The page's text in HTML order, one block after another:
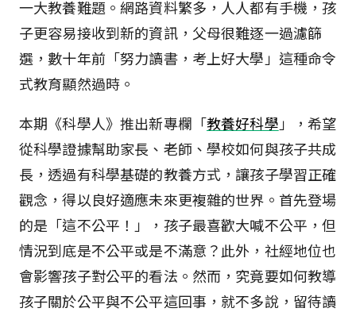
一大教養難題。網路資料繁多，人人都有手機，孩
子更容易接收到新的資訊，父母很難逐一過濾篩
選，數十年前「努力讀書，考上好大學」這種命令
式教育顯然過時。
本期《科學人》推出新專欄「教養好科學 」，希望
從科學證據幫助家長、老師、學校如何與孩子共成
長，透過有科學基礎的教養方式，讓孩子學習正確
觀念，得以良好適應未來更複雜的世界。首先登場
的是「這不公平！」，孩子最喜歡大喊不公平，但
情況到底是不公平或是不滿意？此外，社經地位也
會影響孩子對公平的看法。然而，究竟要如何教導
孩子關於公平與不公平這回事，就不多說，留待讀